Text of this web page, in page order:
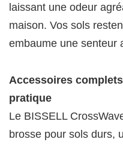
laissant une odeur
maison. Vos sols
embaume une senteur
Accessoires
pratique
Le BISSELL
brosse pour sols durs,